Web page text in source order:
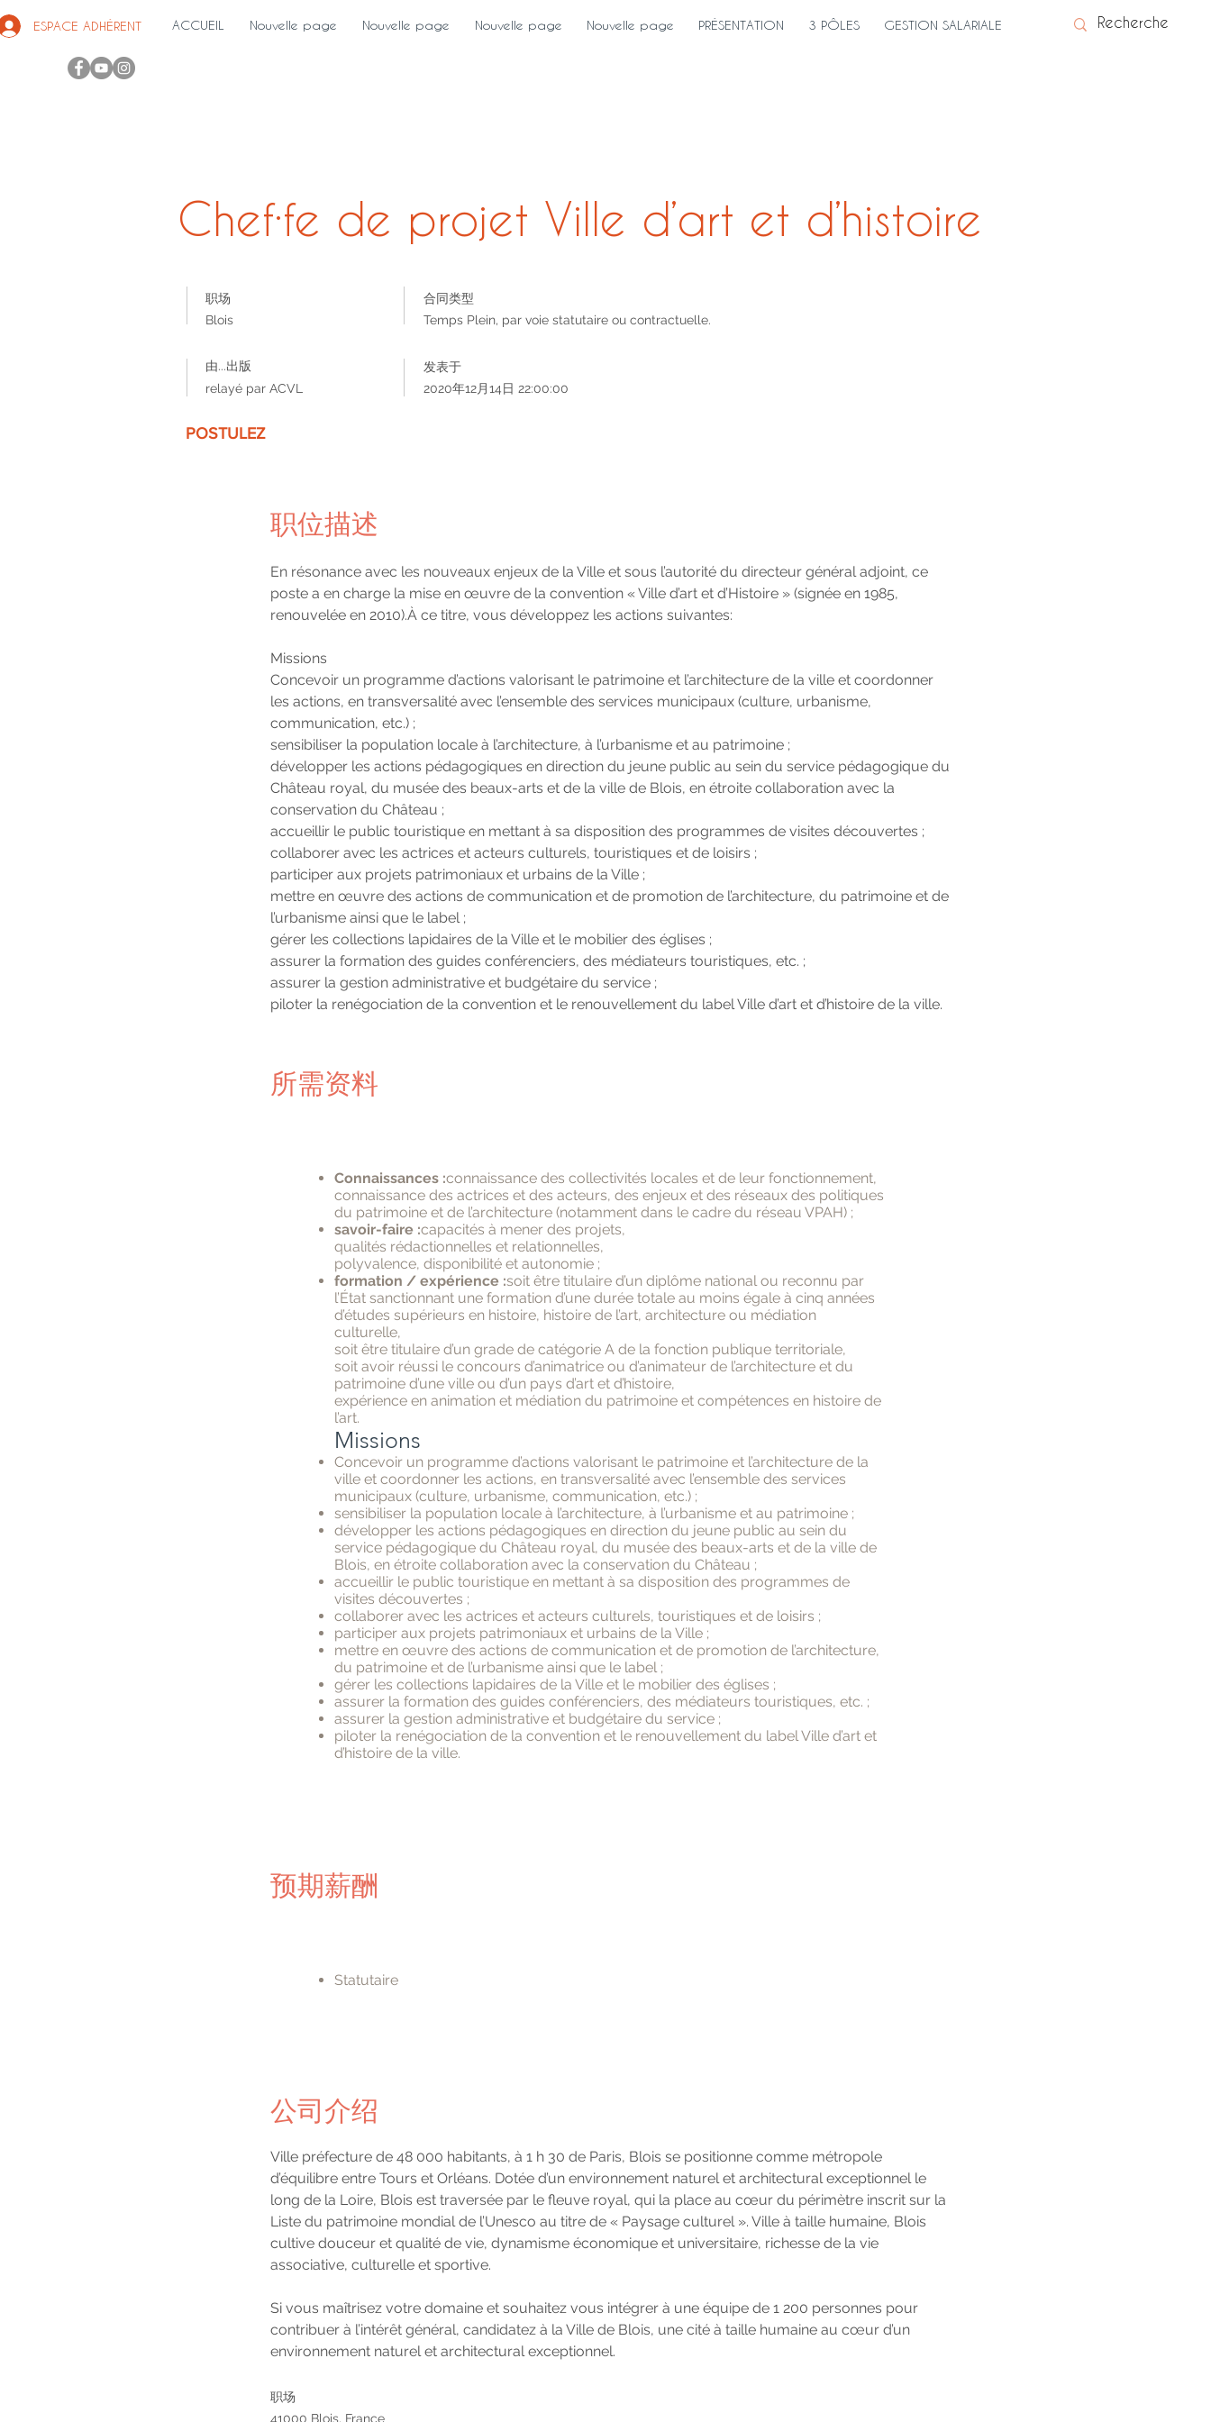
ESPACE ADHÉRENT ACCUEIL Nouvelle page Nouvelle page Nouvelle page Nouvelle page PRÉSENTATION 3 PÔLES GESTION SALARIALE
Chef·fe de projet Ville d’art et d’histoire
职场
Blois
由...出版
relayé par ACVL
合同类型
Temps Plein, par voie statutaire ou contractuelle.
发表于
2020年12月14日 22:00:00
POSTULEZ
职位描述
En résonance avec les nouveaux enjeux de la Ville et sous l’autorité du directeur général adjoint, ce
poste a en charge la mise en œuvre de la convention « Ville d’art et d’Histoire » (signée en 1985,
renouvelée en 2010).À ce titre, vous développez les actions suivantes:
Missions
Concevoir un programme d’actions valorisant le patrimoine et l’architecture de la ville et coordonner
les actions, en transversalité avec l’ensemble des services municipaux (culture, urbanisme,
communication, etc.) ;
sensibiliser la population locale à l’architecture, à l’urbanisme et au patrimoine ;
développer les actions pédagogiques en direction du jeune public au sein du service pédagogique du
Château royal, du musée des beaux-arts et de la ville de Blois, en étroite collaboration avec la
conservation du Château ;
accueillir le public touristique en mettant à sa disposition des programmes de visites découvertes ;
collaborer avec les actrices et acteurs culturels, touristiques et de loisirs ;
participer aux projets patrimoniaux et urbains de la Ville ;
mettre en œuvre des actions de communication et de promotion de l’architecture, du patrimoine et de
l’urbanisme ainsi que le label ;
gérer les collections lapidaires de la Ville et le mobilier des églises ;
assurer la formation des guides conférenciers, des médiateurs touristiques, etc. ;
assurer la gestion administrative et budgétaire du service ;
piloter la renégociation de la convention et le renouvellement du label Ville d’art et d’histoire de la ville.
所需资料
Connaissances :connaissance des collectivités locales et de leur fonctionnement,
connaissance des actrices et des acteurs, des enjeux et des réseaux des politiques
du patrimoine et de l’architecture (notamment dans le cadre du réseau VPAH) ;
savoir-faire :capacités à mener des projets,
qualités rédactionnelles et relationnelles,
polyvalence, disponibilité et autonomie ;
formation / expérience :soit être titulaire d’un diplôme national ou reconnu par
l’État sanctionnant une formation d’une durée totale au moins égale à cinq années
d’études supérieurs en histoire, histoire de l’art, architecture ou médiation
culturelle,
soit être titulaire d’un grade de catégorie A de la fonction publique territoriale,
soit avoir réussi le concours d’animatrice ou d’animateur de l’architecture et du
patrimoine d’une ville ou d’un pays d’art et d’histoire,
expérience en animation et médiation du patrimoine et compétences en histoire de
l’art.
Missions
Concevoir un programme d’actions valorisant le patrimoine et l’architecture de la
ville et coordonner les actions, en transversalité avec l’ensemble des services
municipaux (culture, urbanisme, communication, etc.) ;
sensibiliser la population locale à l’architecture, à l’urbanisme et au patrimoine ;
développer les actions pédagogiques en direction du jeune public au sein du
service pédagogique du Château royal, du musée des beaux-arts et de la ville de
Blois, en étroite collaboration avec la conservation du Château ;
accueillir le public touristique en mettant à sa disposition des programmes de
visites découvertes ;
collaborer avec les actrices et acteurs culturels, touristiques et de loisirs ;
participer aux projets patrimoniaux et urbains de la Ville ;
mettre en œuvre des actions de communication et de promotion de l’architecture,
du patrimoine et de l’urbanisme ainsi que le label ;
gérer les collections lapidaires de la Ville et le mobilier des églises ;
assurer la formation des guides conférenciers, des médiateurs touristiques, etc. ;
assurer la gestion administrative et budgétaire du service ;
piloter la renégociation de la convention et le renouvellement du label Ville d’art et
d’histoire de la ville.
预期薪酬
Statutaire
公司介绍
Ville préfecture de 48 000 habitants, à 1 h 30 de Paris, Blois se positionne comme métropole
d’équilibre entre Tours et Orléans. Dotée d’un environnement naturel et architectural exceptionnel le
long de la Loire, Blois est traversée par le fleuve royal, qui la place au cœur du périmètre inscrit sur la
Liste du patrimoine mondial de l’Unesco au titre de « Paysage culturel ». Ville à taille humaine, Blois
cultive douceur et qualité de vie, dynamisme économique et universitaire, richesse de la vie
associative, culturelle et sportive.
Si vous maîtrisez votre domaine et souhaitez vous intégrer à une équipe de 1 200 personnes pour
contribuer à l’intérêt général, candidatez à la Ville de Blois, une cité à taille humaine au cœur d’un
environnement naturel et architectural exceptionnel.
职场
41000 Blois, France